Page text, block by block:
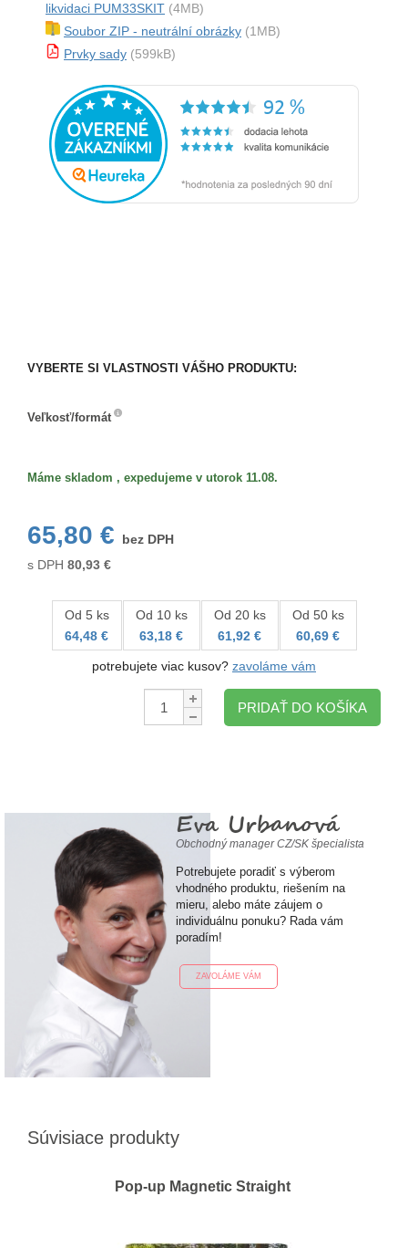
likvidaci PUM33SKIT (4MB)
Soubor ZIP - neutrální obrázky (1MB)
Prvky sady (599kB)
VYBERTE SI VLASTNOSTI VÁŠHO PRODUKTU:
Veľkosť/formát
Máme skladom , expedujeme v utorok 11.08.
65,80 €
bez DPH
s DPH 80,93 €
Od 5 ks
64,48 €
Od 10 ks
63,18 €
Od 20 ks
61,92 €
Od 50 ks
60,69 €
potrebujete viac kusov? zavoláme vám
Množstvo:
PRIDAŤ DO KOŠÍKA
Eva Urbanová
Obchodný manager CZ/SK špecialista
Potrebujete poradiť s výberom
vhodného produktu, riešením na
mieru, alebo máte záujem o
individuálnu ponuku? Rada vám
poradím!
ZAVOLÁME VÁM
Súvisiace produkty
Pop-up Magnetic Straight